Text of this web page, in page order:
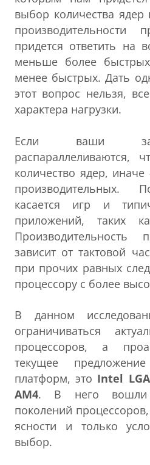
выбор количества
производительности
придется ответить на
меньше более
менее быстрых. Дать
этот вопрос нельзя,
характера нагрузки.
Если ваши
распараллеливаются,
количество ядер,
производительных.
касается игр и
приложений, таких
Производительность
зависит от тактовой
при прочих равных
процессору с более
В данном
ограничиваться
процессоров, а
текущее
платформ, это Intel
AM4. В него вошли
поколений
ясности и только
выбор.